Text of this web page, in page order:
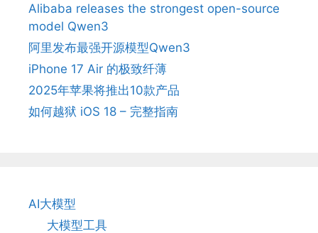
Alibaba releases the strongest open-source
model Qwen3
阿里发布最强开源模型Qwen3
iPhone 17 Air 的极致纤薄
2025年苹果将推出10款产品
如何越狱 iOS 18 – 完整指南
AI大模型
大模型工具